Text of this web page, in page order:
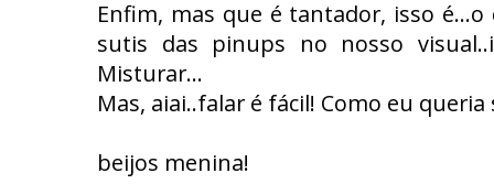
Enfim, mas que é tantador, isso
sutis das pinups no nosso
Misturar...
Mas, aiai..falar é fácil! Como eu
beijos menina!